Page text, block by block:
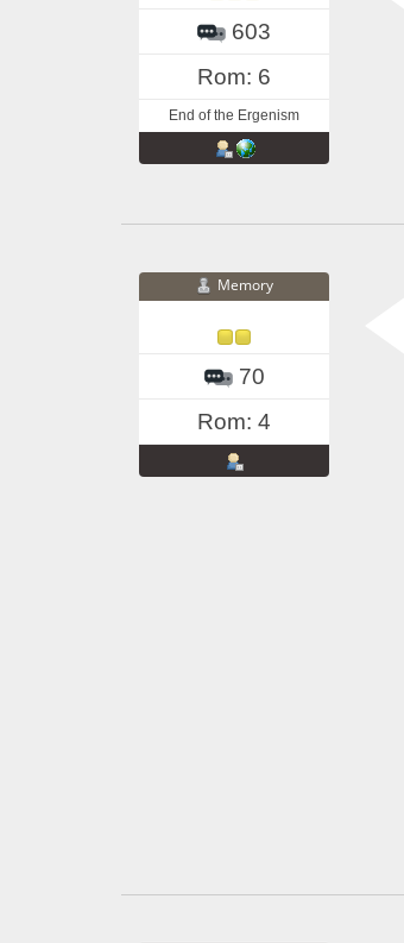
603
Rom: 6
End of the Ergenism
Memory
70
Rom: 4